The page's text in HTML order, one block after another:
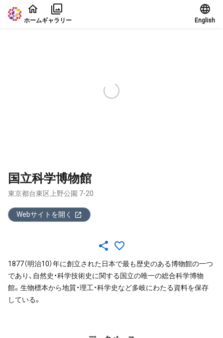
本文に飛ぶ
ホームギャラリー English
国立科学博物館
東京都台東区上野公園 7-20
Webサイトを開く
1877（明治10）年に創立された日本で最も歴史のある博物館の一つ
であり、自然史・科学技術史に関する国立の唯一の総合科学博物
館。生物標本から地質・理工・科学史など多岐にわたる資料を保存
している。